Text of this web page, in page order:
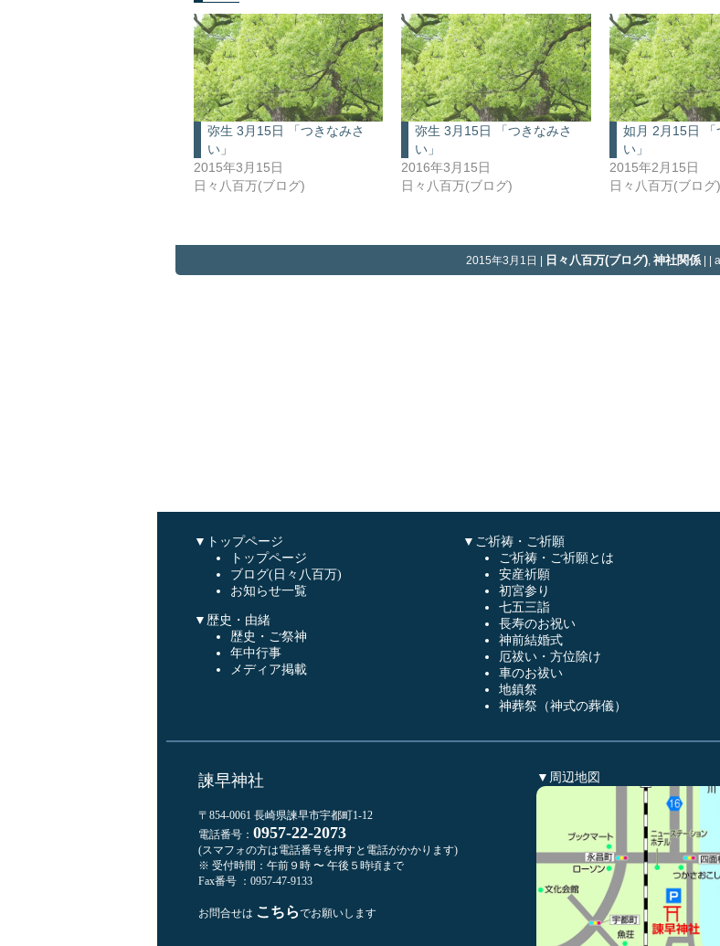
弥生 3月15日 「つきなみさ
い」
2015年3月15日
日々八百万(ブログ)
弥生 3月15日 「つきなみさ
い」
2016年3月15日
日々八百万(ブログ)
如月 2月15日 「
い」
2015年2月15日
日々八百万(ブログ)
2015年3月1日 | 日々八百万(ブログ), 神社関係 | |
▼トップページ
トップページ
ブログ(日々八百万)
お知らせ一覧
▼歴史・由緒
歴史・ご祭神
年中行事
メディア掲載
▼ご祈祷・ご祈願
ご祈祷・ご祈願とは
安産祈願
初宮参り
七五三詣
長寿のお祝い
神前結婚式
厄祓い・方位除け
車のお祓い
地鎮祭
神葬祭（神式の葬儀）
諫早神社
〒854-0061 長崎県諫早市宇都町1-12
電話番号： 0957-22-2073
(スマフォの方は電話番号を押すと電話がかかります)
※ 受付時間：午前９時 〜 午後５時頃まで
Fax番号 ：0957-47-9133
お問合せは こちらでお願いします
▼周辺地図